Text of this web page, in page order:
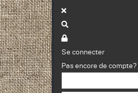
Se connecter
Pas encore de compte?